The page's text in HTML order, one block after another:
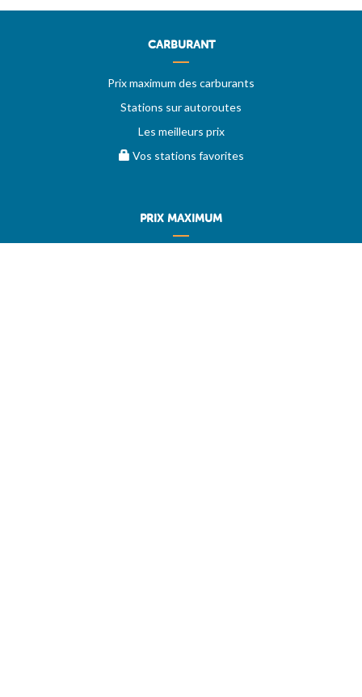
CARBURANT
Prix maximum des carburants
Stations sur autoroutes
Les meilleurs prix
Vos stations favorites
PRIX MAXIMUM